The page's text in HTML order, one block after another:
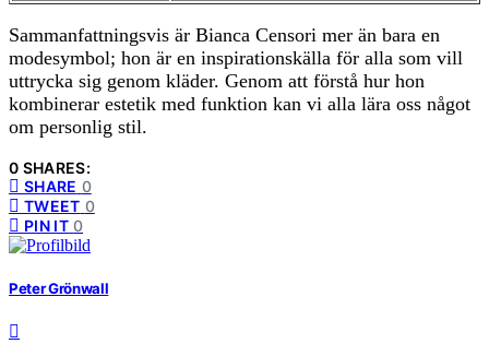
Sammanfattningsvis är Bianca Censori mer än bara en
modesymbol; hon är en inspirationskälla för alla som vill
uttrycka sig genom kläder. Genom att förstå hur hon
kombinerar estetik med funktion kan vi alla lära oss något
om personlig stil.
0 SHARES:
SHARE 0
TWEET 0
PIN IT 0
Peter Grönwall